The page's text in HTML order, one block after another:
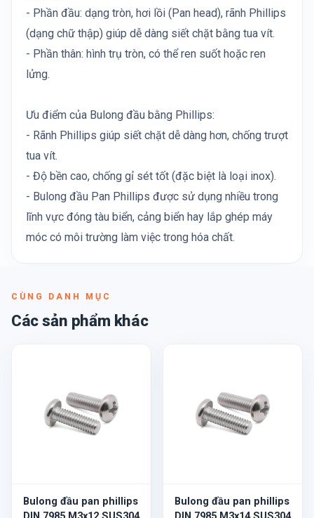
- Phần đầu: dạng tròn, hơi lồi (Pan head), rãnh Phillips
(dạng chữ thập) giúp dễ dàng siết chặt bằng tua vít.
- Phần thân: hình trụ tròn, có thể ren suốt hoặc ren
lửng.
Ưu điểm của Bulong đầu bằng Phillips:
- Rãnh Phillips giúp siết chặt dễ dàng hơn, chống trượt
tua vít.
- Độ bền cao, chống gỉ sét tốt (đặc biệt là loại inox).
- Bulong đầu Pan Phillips được sử dụng nhiều trong
lĩnh vực đóng tàu biển, cảng biển hay lắp ghép máy
móc có môi trường làm việc trong hóa chất.
CÙNG DANH MỤC
Các sản phẩm khác
Bulong đầu pan phillips
Bulong đầu pan phillips